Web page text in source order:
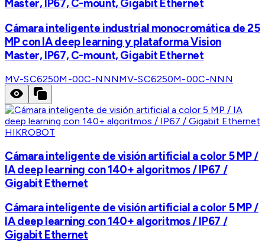
Master, IP67, C-mount, Gigabit Ethernet
Cámara inteligente industrial monocromática de 25
MP con IA deep learning y plataforma Vision
Master, IP67, C-mount, Gigabit Ethernet
MV-SC6250M-00C-NNNMV-SC6250M-00C-NNN
HIKROBOT
Cámara inteligente de visión artificial a color 5 MP /
IA deep learning con 140+ algoritmos / IP67 /
Gigabit Ethernet
Cámara inteligente de visión artificial a color 5 MP /
IA deep learning con 140+ algoritmos / IP67 /
Gigabit Ethernet